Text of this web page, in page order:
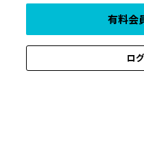
有料会
ロ